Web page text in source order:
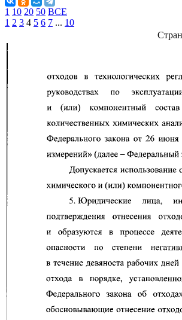
1 10 20 50 ВСЕ
1 2 3 4 5 6 7 ... 10